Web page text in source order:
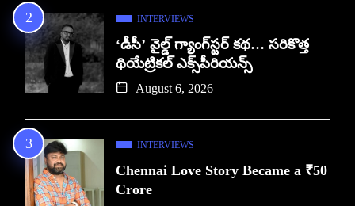
INTERVIEWS
‘డీసీ’ వైల్డ్ గ్యాంగ్‌స్టర్ కథ… సరికొత్త
థియేట్రికల్ ఎక్స్‌పీరియన్స్
August 6, 2026
INTERVIEWS
Chennai Love Story Became a ₹50
Crore